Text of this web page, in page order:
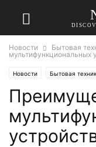
Новости Бытовая
мультифункциональных
Новости Бытовая